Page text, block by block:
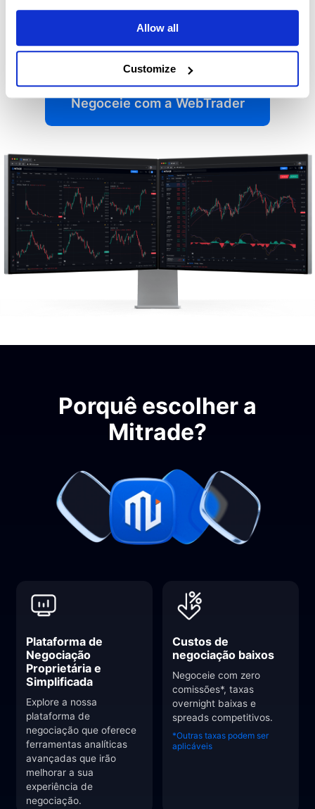
Allow all
Customize
conta.
Obtenha informações de negociação a partir de
análises intradiárias, de curto e médio prazo.
Negoceie com a WebTrader
Porquê escolher a
Mitrade?
Plataforma de
Negociação
Proprietária e
Simplificada
Explore a nossa
plataforma de
negociação que oferece
ferramentas analíticas
avançadas que irão
melhorar a sua
experiência de
negociação.
Custos de
negociação baixos
Negoceie com zero
comissões*, taxas
overnight baixas e
spreads competitivos.
*Outras taxas podem ser
aplicáveis